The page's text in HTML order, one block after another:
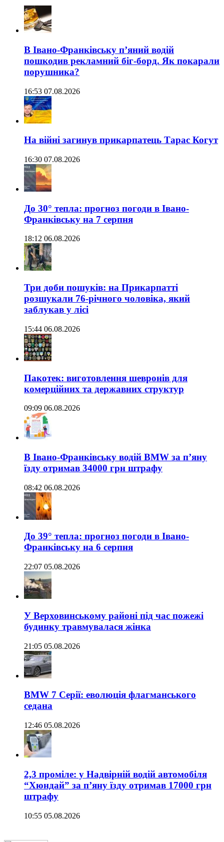
В Івано-Франківську п’яний водій
пошкодив рекламний біг-борд. Як покарали
порушника?
16:53 07.08.2026
На війні загинув прикарпатець Тарас Когут
16:30 07.08.2026
До 30° тепла: прогноз погоди в Івано-
Франківську на 7 серпня
18:12 06.08.2026
Три доби пошуків: на Прикарпатті
розшукали 76-річного чоловіка, який
заблукав у лісі
15:44 06.08.2026
Пакотек: виготовлення шевронів для
комерційних та державних структур
09:09 06.08.2026
В Івано-Франківську водій BMW за п’яну
їзду отримав 34000 грн штрафу
08:42 06.08.2026
До 39° тепла: прогноз погоди в Івано-
Франківську на 6 серпня
22:07 05.08.2026
У Верховинському районі під час пожежі
будинку травмувалася жінка
21:05 05.08.2026
BMW 7 Серії: еволюція флагманського
седана
12:46 05.08.2026
2,3 проміле: у Надвірній водій автомобіля
“Хюндай” за п’яну їзду отримав 17000 грн
штрафу
10:55 05.08.2026